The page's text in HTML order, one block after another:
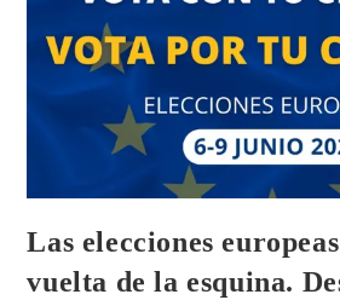
Las elecciones
vuelta de la esquina.